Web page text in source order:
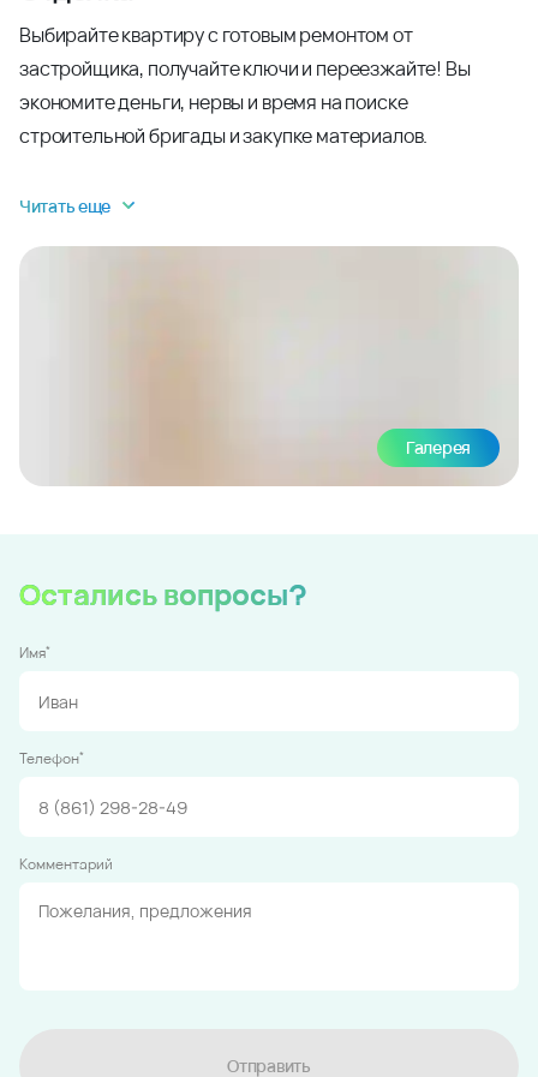
Выбирайте квартиру с готовым ремонтом от
застройщика, получайте ключи и переезжайте! Вы
экономите деньги, нервы и время на поиске
строительной бригады и закупке материалов.
Читать еще
Галерея
Остались вопросы?
Имя*
Телефон*
Комментарий
Отправить